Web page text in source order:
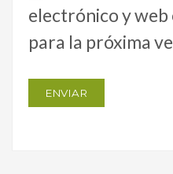
electrónico y web
para la próxima